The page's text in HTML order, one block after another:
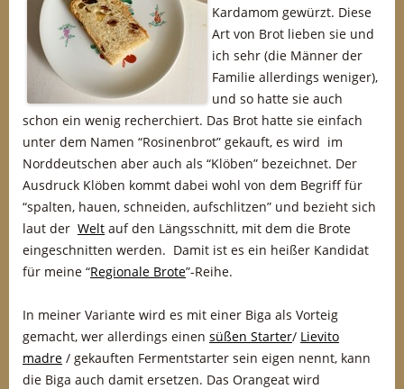
Kardamom gewürzt. Diese
Art von Brot lieben sie und
ich sehr (die Männer der
Familie allerdings weniger),
und so hatte sie auch
schon ein wenig recherchiert. Das Brot hatte sie einfach
unter dem Namen “Rosinenbrot” gekauft, es wird im
Norddeutschen aber auch als “Klöben” bezeichnet. Der
Ausdruck Klöben kommt dabei wohl von dem Begriff für
“spalten, hauen, schneiden, aufschlitzen” und bezieht sich
laut der Welt auf den Längsschnitt, mit dem die Brote
eingeschnitten werden. Damit ist es ein heißer Kandidat
für meine “Regionale Brote”-Reihe.
In meiner Variante wird es mit einer Biga als Vorteig
gemacht, wer allerdings einen süßen Starter/ Lievito
madre / gekauften Fermentstarter sein eigen nennt, kann
die Biga auch damit ersetzen. Das Orangeat wird